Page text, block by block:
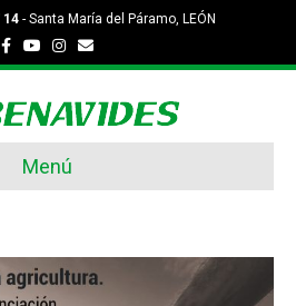
14- Santa María del Páramo, LEÓN
FacebookYoutubeInstagram
Email
Menú